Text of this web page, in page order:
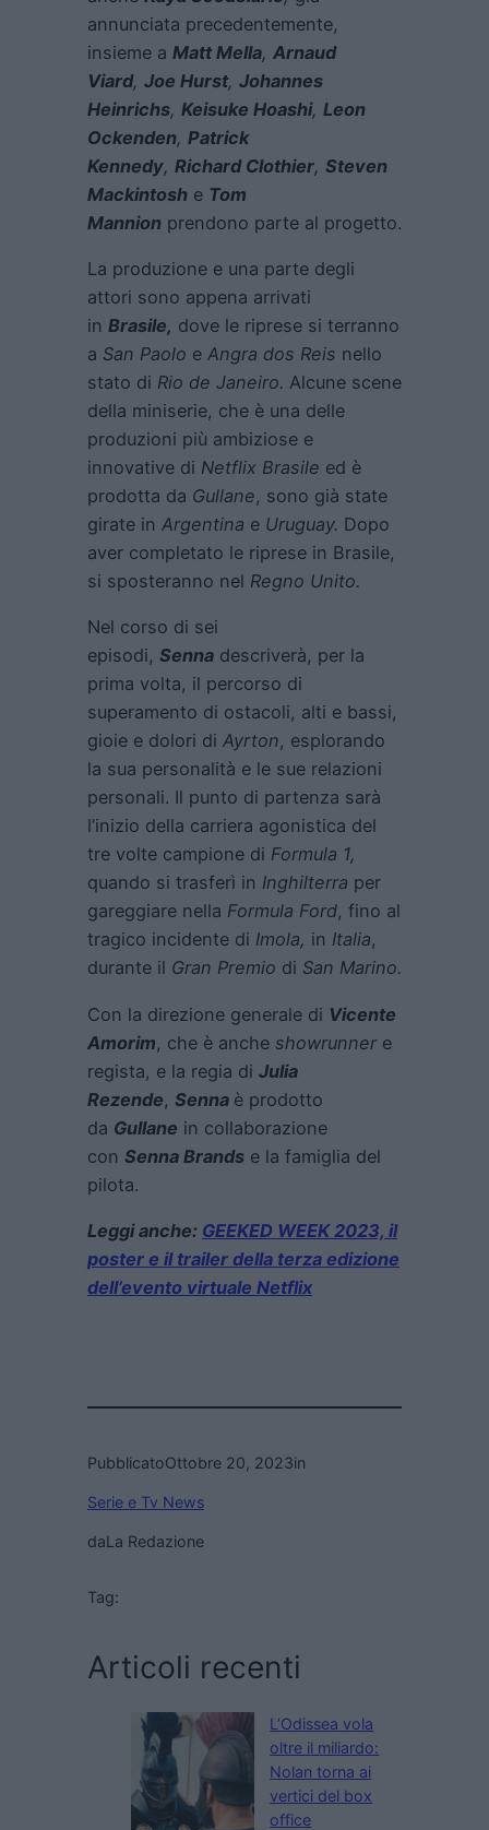
annunciata precedentemente,
insieme a Matt Mella, Arnaud
Viard, Joe Hurst, Johannes
Heinrichs, Keisuke Hoashi, Leon
Ockenden, Patrick
Kennedy, Richard Clothier, Steven
Mackintosh e Tom
Mannion prendono parte al progetto.
La produzione e una parte degli
attori sono appena arrivati
in Brasile, dove le riprese si terranno
a San Paolo e Angra dos Reis nello
stato di Rio de Janeiro. Alcune scene
della miniserie, che è una delle
produzioni più ambiziose e
innovative di Netflix Brasile ed è
prodotta da Gullane, sono già state
girate in Argentina e Uruguay. Dopo
aver completato le riprese in Brasile,
si sposteranno nel Regno Unito.
Nel corso di sei
episodi, Senna descriverà, per la
prima volta, il percorso di
superamento di ostacoli, alti e bassi,
gioie e dolori di Ayrton, esplorando
la sua personalità e le sue relazioni
personali. Il punto di partenza sarà
l’inizio della carriera agonistica del
tre volte campione di Formula 1,
quando si trasferì in Inghilterra per
gareggiare nella Formula Ford, fino al
tragico incidente di Imola, in Italia,
durante il Gran Premio di San Marino.
Con la direzione generale di Vicente
Amorim, che è anche showrunner e
regista, e la regia di Julia
Rezende, Senna è prodotto
da Gullane in collaborazione
con Senna Brands e la famiglia del
pilota.
Leggi anche: GEEKED WEEK 2023, il
poster e il trailer della terza edizione
dell’evento virtuale Netflix
PubblicatoOttobre 20, 2023in
Serie e Tv News
daLa Redazione
Tag:
Articoli recenti
L’Odissea vola
oltre il miliardo:
Nolan torna ai
vertici del box
office